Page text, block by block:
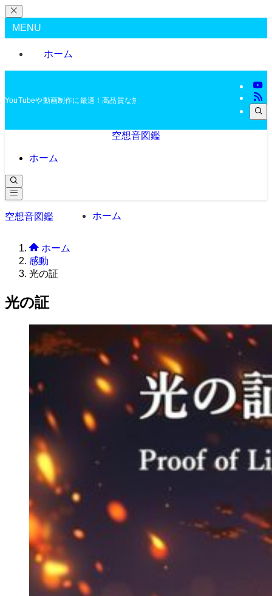
MENU
ホーム
YouTubeや動画制作に最適！高品質な無料BGMを配布中
空想音図鑑
ホーム
空想音図鑑 ホーム
ホーム
感動
光の証
光の証